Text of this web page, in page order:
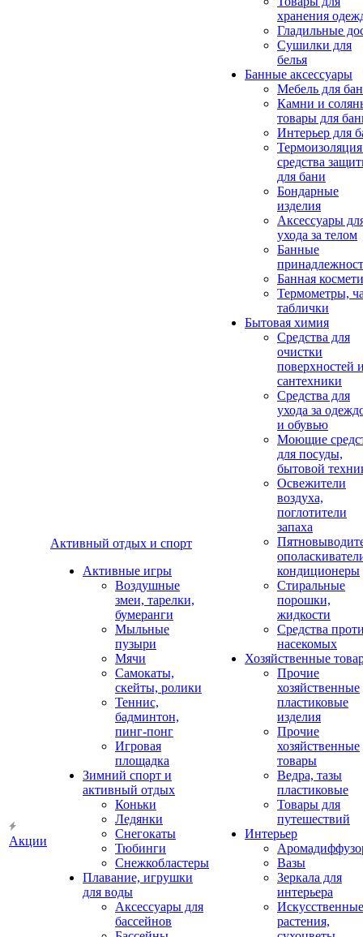
Акции
Активный отдых и спорт
Активные игры
Воздушные
змеи, тарелки,
бумеранги
Мыльные
пузыри
Мячи
Самокаты,
скейты, ролики
Теннис,
бадминтон,
пинг-понг
Игровая
площадка
Зимний спорт и
активный отдых
Коньки
Ледянки
Снегокаты
Тюбинги
Снежкобластеры
Плавание, игрушки
для воды
Аксессуары для
бассейнов
хранения
Гладильные
Сушилки для
белья
Банные аксессуары
Мебель для
Камни и
товары для
Интерьер для
средства
для бани
Бондарные
изделия
Аксеcсуары
ухода за телом
Банные
Банная
Термометры,
таблички
Бытовая химия
Средства для
очистки
поверхностей
сантехники
Средства для
ухода за
и обувью
Моющие
для посуды,
бытовой
Освежители
воздуха,
поглотители
запаха
кондиционеры
Стиральные
порошки,
жидкости
Средства
насекомых
Хозяйственные
Прочие
хозяйственные
пластиковые
изделия
Прочие
хозяйственные
товары
Ведра, тазы
пластиковые
Товары для
путешествий
Интерьер
Вазы
Зеркала для
интерьера
Искусственные
растения,